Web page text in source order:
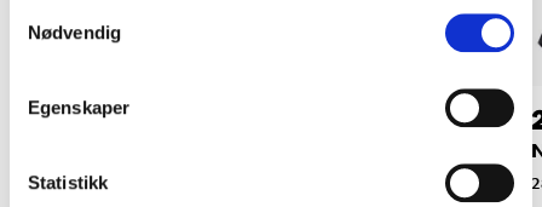
Nødvendig
Egenskaper
Statistikk
5490
28-385